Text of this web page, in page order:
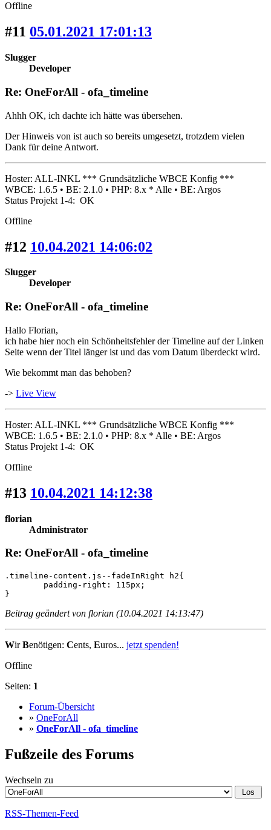
Offline
#11 05.01.2021 17:01:13
Slugger
Developer
Re: OneForAll - ofa_timeline
Ahhh OK, ich dachte ich hätte was übersehen.
Der Hinweis von ist auch so bereits umgesetzt, trotzdem vielen
Dank für deine Antwort.
Hoster: ALL-INKL *** Grundsätzliche WBCE Konfig ***
WBCE: 1.6.5 • BE: 2.1.0 • PHP: 8.x * Alle • BE: Argos
Status Projekt 1-4: OK
Offline
#12 10.04.2021 14:06:02
Slugger
Developer
Re: OneForAll - ofa_timeline
Hallo Florian,
ich habe hier noch ein Schönheitsfehler der Timeline auf der Linken
Seite wenn der Titel länger ist und das vom Datum überdeckt wird.
Wie bekommt man das behoben?
-> Live View
Hoster: ALL-INKL *** Grundsätzliche WBCE Konfig ***
WBCE: 1.6.5 • BE: 2.1.0 • PHP: 8.x * Alle • BE: Argos
Status Projekt 1-4: OK
Offline
#13 10.04.2021 14:12:38
florian
Administrator
Re: OneForAll - ofa_timeline
.timeline-content.js--fadeInRight h2{
}
Beitrag geändert von florian (10.04.2021 14:13:47)
WirBenötigen: Cents, Euros... jetzt spenden!
Offline
Seiten: 1
Forum-Übersicht
» OneForAll
» OneForAll - ofa_timeline
Fußzeile des Forums
Wechseln zu
RSS-Themen-Feed